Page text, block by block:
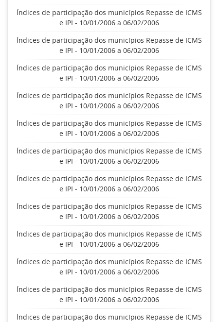
Índices de participação dos municípios Repasse de ICMS
e IPI - 10/01/2006 a 06/02/2006
Índices de participação dos municípios Repasse de ICMS
e IPI - 10/01/2006 a 06/02/2006
Índices de participação dos municípios Repasse de ICMS
e IPI - 10/01/2006 a 06/02/2006
Índices de participação dos municípios Repasse de ICMS
e IPI - 10/01/2006 a 06/02/2006
Índices de participação dos municípios Repasse de ICMS
e IPI - 10/01/2006 a 06/02/2006
Índices de participação dos municípios Repasse de ICMS
e IPI - 10/01/2006 a 06/02/2006
Índices de participação dos municípios Repasse de ICMS
e IPI - 10/01/2006 a 06/02/2006
Índices de participação dos municípios Repasse de ICMS
e IPI - 10/01/2006 a 06/02/2006
Índices de participação dos municípios Repasse de ICMS
e IPI - 10/01/2006 a 06/02/2006
Índices de participação dos municípios Repasse de ICMS
e IPI - 10/01/2006 a 06/02/2006
Índices de participação dos municípios Repasse de ICMS
e IPI - 10/01/2006 a 06/02/2006
Índices de participação dos municípios Repasse de ICMS